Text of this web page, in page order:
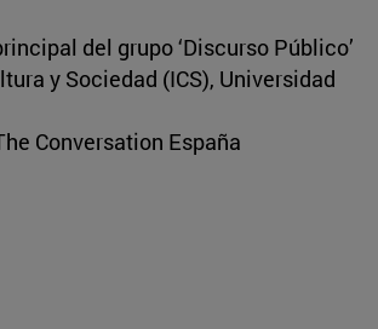
del grupo ‘Discurso Público’
y Sociedad (ICS), Universidad
Conversation España